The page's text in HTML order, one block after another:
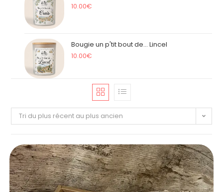
10.00€
Bougie un p'tit bout de... Lincel
10.00€
Tri du plus récent au plus ancien